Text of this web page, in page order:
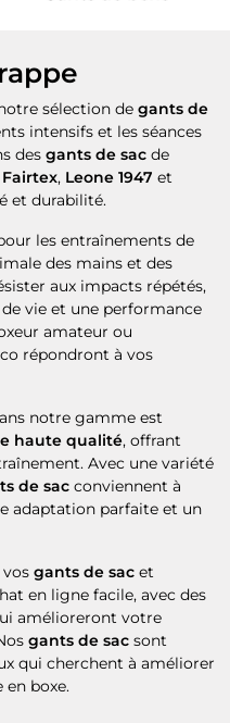
sélection de gants de
intensifs et les séances
des gants de sac de
Fairtex, Leone 1947 et
et durabilité.
les entraînements de
des mains et des
aux impacts répétés,
vie et une performance
amateur ou
répondront à vos
notre gamme est
haute qualité, offrant
Avec une variété
de sac conviennent à
adaptation parfaite et un
gants de sac et
en ligne facile, avec des
amélioreront votre
gants de sac sont
qui cherchent à améliorer
en boxe.